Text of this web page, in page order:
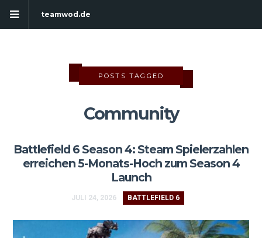
teamwod.de
POSTS TAGGED
Community
Battlefield 6 Season 4: Steam Spielerzahlen
erreichen 5-Monats-Hoch zum Season 4
Launch
JULI 24, 2026 BATTLEFIELD 6